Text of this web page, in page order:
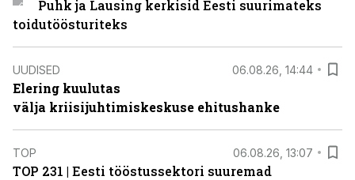
Puhk ja Lausing kerkisid Eesti suurimateks
toidutöösturiteks
UUDISED 06.08.26, 14:44
Elering kuulutas
välja kriisijuhtimiskeskuse ehitushanke
TOP 06.08.26, 13:07
TOP 231 | Eesti tööstussektori suuremad